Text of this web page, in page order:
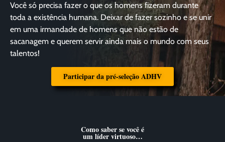
Você só precisa fazer o que os homens fizeram durante
toda a existência humana. Deixar de fazer sozinho e se unir
em uma irmandade de homens que não estão de
sacanagem e querem servir ainda mais o mundo com seus
talentos!
Participar da pré-seleção ADHV
Como saber se você é
um líder virtuoso…